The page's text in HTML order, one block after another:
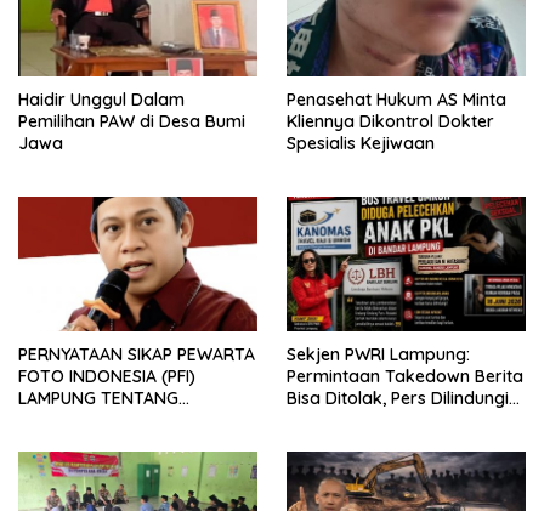
Haidir Unggul Dalam
Pemilihan PAW di Desa Bumi
Jawa
Penasehat Hukum AS Minta
Kliennya Dikontrol Dokter
Spesialis Kejiwaan
PERNYATAAN SIKAP PEWARTA
FOTO INDONESIA (PFI)
LAMPUNG TENTANG
TERHADAP JURNALIS DI
PENGADILAN NEGERI
Sekjen PWRI Lampung:
Permintaan Takedown Berita
Bisa Ditolak, Pers Dilindungi